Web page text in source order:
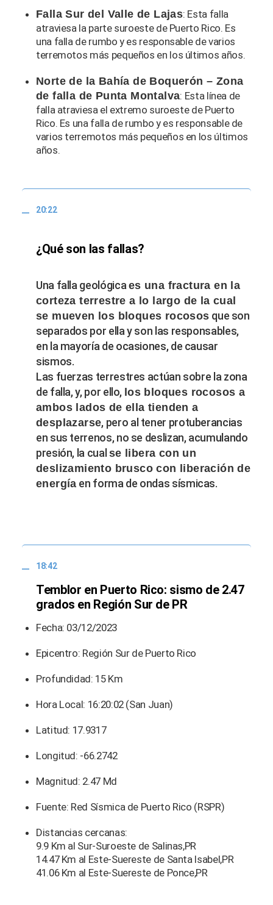
Falla Sur del Valle de Lajas: Esta falla
atraviesa la parte suroeste de Puerto Rico. Es
una falla de rumbo y es responsable de varios
terremotos más pequeños en los últimos años.
Norte de la Bahía de Boquerón – Zona
de falla de Punta Montalva: Esta línea de
falla atraviesa el extremo suroeste de Puerto
Rico. Es una falla de rumbo y es responsable de
varios terremotos más pequeños en los últimos
años.
20:22
¿Qué son las fallas?
Una falla geológicaes una fractura en la
corteza terrestre a lo largo de la cual
se mueven los bloques rocosos que son
separados por ella y son las responsables,
en la mayoría de ocasiones, de causar
sismos.
Las fuerzas terrestres actúan sobre la zona
de falla, y, por ello, los bloques rocosos a
ambos lados de ella tienden a
desplazarse, pero al tener protuberancias
en sus terrenos, no se deslizan, acumulando
presión, la cual se libera con un
deslizamiento brusco con liberación de
energía en forma de ondas sísmicas.
18:42
Temblor en Puerto Rico: sismo de 2.47
grados en Región Sur de PR
Fecha: 03/12/2023
Epicentro: Región Sur de Puerto Rico
Profundidad: 15 Km
Hora Local: 16:20:02 (San Juan)
Latitud: 17.9317
Longitud: -66.2742
Magnitud: 2.47 Md
Fuente: Red Sísmica de Puerto Rico (RSPR)
Distancias cercanas:
9.9 Km al Sur-Suroeste de Salinas,PR
14.47 Km al Este-Suereste de Santa Isabel,PR
41.06 Km al Este-Suereste de Ponce,PR